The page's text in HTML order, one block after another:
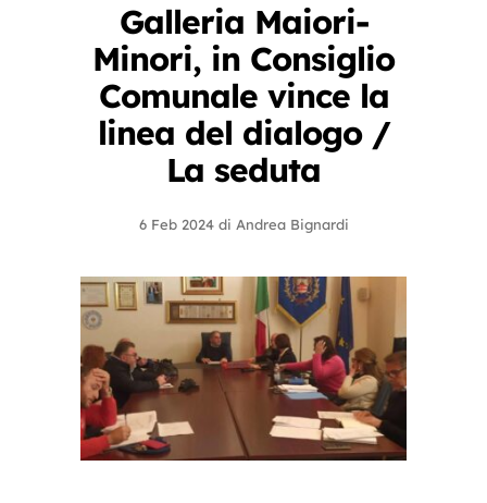
Galleria Maiori-
Minori, in Consiglio
Comunale vince la
linea del dialogo /
La seduta
6 Feb 2024 di Andrea Bignardi